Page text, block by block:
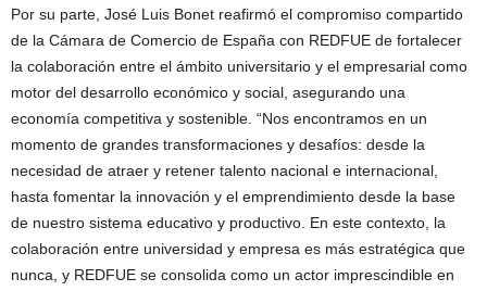
Por su parte, José Luis Bonet reafirmó el compromiso compartido
de la Cámara de Comercio de España con REDFUE de fortalecer
la colaboración entre el ámbito universitario y el empresarial como
motor del desarrollo económico y social, asegurando una
economía competitiva y sostenible. “Nos encontramos en un
momento de grandes transformaciones y desafíos: desde la
necesidad de atraer y retener talento nacional e internacional,
hasta fomentar la innovación y el emprendimiento desde la base
de nuestro sistema educativo y productivo. En este contexto, la
colaboración entre universidad y empresa es más estratégica que
nunca, y REDFUE se consolida como un actor imprescindible en